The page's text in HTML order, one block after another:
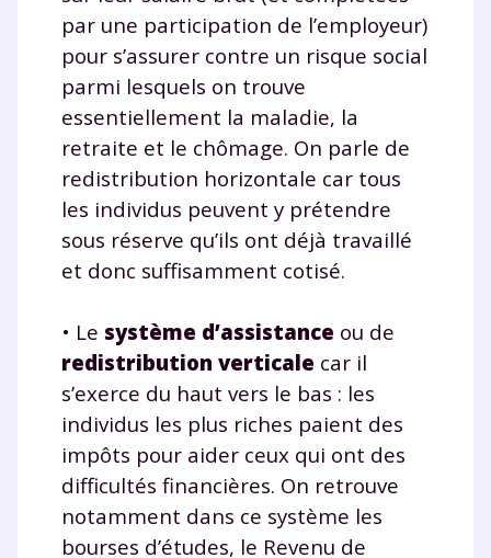
par une participation de l’employeur)
pour s’assurer contre un risque social
parmi lesquels on trouve
essentiellement la maladie, la
retraite et le chômage. On parle de
redistribution horizontale car tous
les individus peuvent y prétendre
sous réserve qu’ils ont déjà travaillé
et donc suffisamment cotisé.
• Le système d’assistance ou de
redistribution verticale car il
s’exerce du haut vers le bas : les
individus les plus riches paient des
impôts pour aider ceux qui ont des
difficultés financières. On retrouve
notamment dans ce système les
bourses d’études, le Revenu de
Fermer
Envie de progresser
et de réussir votre
année scolaire ?
Testez gratuitement
pendant 24h notre
plateforme de soutien
scolaire !
Fiches de cours et vidéos,exercices